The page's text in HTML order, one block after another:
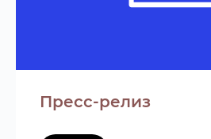
Пресс-релиз